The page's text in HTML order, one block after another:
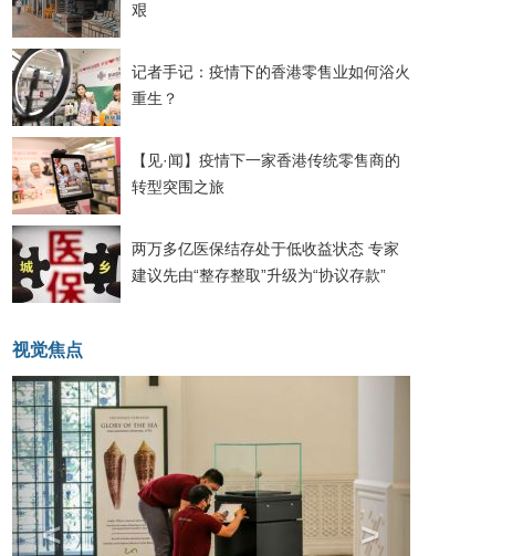
艰
记者手记：疫情下的香港零售业如何浴火
重生？
【见·闻】疫情下一家香港传统零售商的
转型突围之旅
两万多亿医保结存处于低收益状态 专家
建议先由“整存整取”升级为“协议存款”
视觉焦点
< >